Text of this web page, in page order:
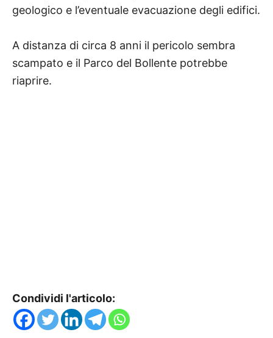
geologico e l’eventuale evacuazione degli edifici.
A distanza di circa 8 anni il pericolo sembra
scampato e il Parco del Bollente potrebbe
riaprire.
Condividi l'articolo: